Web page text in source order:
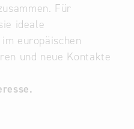
Für
ideale
europäischen
und neue Kontakte